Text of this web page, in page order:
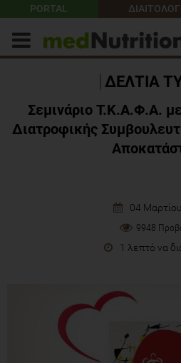
PORTAL
ΔΕΛΤΙΑ
Σεμινάριο Τ.Κ.Α.Φ.Α.
Διατροφικής
04
9948
1 λεπτό να